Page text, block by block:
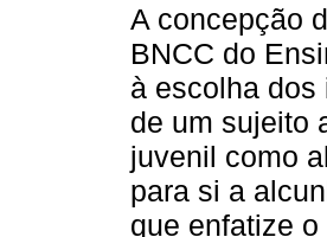
A concepção
BNCC do
à escolha dos
de um sujeito
juvenil como
para si a
que enfatize o